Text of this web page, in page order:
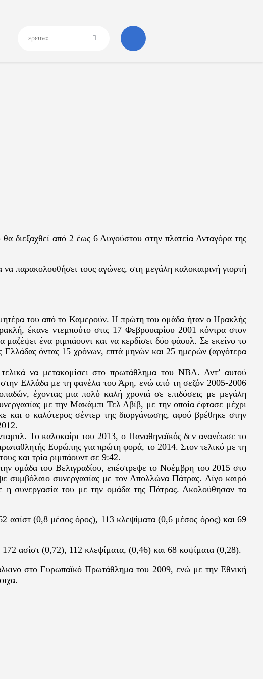
διεξαχθεί από 2 έως 6 Αυγούστου στην πλατεία Ανταγόρα της
παρακολουθήσει τους αγώνες, στη μεγάλη καλοκαιρινή γιορτή
του από το Καμερούν. Η πρώτη του ομάδα ήταν ο Ηρακλής
έκανε ντεμπούτο στις 17 Φεβρουαρίου 2001 κόντρα στον
ένα ριμπάουντ και να κερδίσει δύο φάουλ. Σε εκείνο το
Ελλάδας όντας 15 χρόνων, επτά μηνών και 25 ημερών (αργότερα
να μετακομίσει στο πρωτάθλημα του NBA. Αντ’ αυτού
στην Ελλάδα με τη φανέλα του Άρη, ενώ από τη σεζόν 2005-2006
έχοντας μια πολύ καλή χρονιά σε επιδόσεις με μεγάλη
με την Μακάμπι Τελ Αβίβ, με την οποία έφτασε μέχρι
και ο καλύτερος σέντερ της διοργάνωσης, αφού βρέθηκε στην
Το καλοκαίρι του 2013, ο Παναθηναϊκός δεν ανανέωσε το
Ευρώπης για πρώτη φορά, το 2014. Στον τελικό με τη
και τρία ριμπάουντ σε 9:42.
ομάδα του Βελιγραδίου, επέστρεψε το Νοέμβρη του 2015 στο
συμβόλαιο συνεργασίας με τον Απολλώνα Πάτρας. Λίγο καιρό
η συνεργασία του με την ομάδα της Πάτρας. Ακολούθησαν τα
ασίστ (0,8 μέσος όρος), 113 κλεψίματα (0,6 μέσος όρος) και 69
ασίστ (0,72), 112 κλεψίματα, (0,46) και 68 κοψίματα (0,28).
στο Ευρωπαϊκό Πρωτάθλημα του 2009, ενώ με την Εθνική